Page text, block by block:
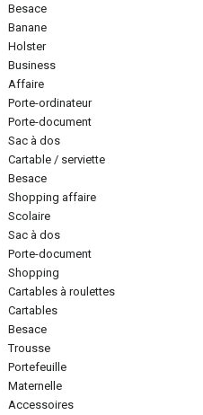
besace
banane
holster
business
affaire
porte-ordinateur
porte-document
sac à dos
cartable / serviette
besace
shopping affaire
scolaire
sac à dos
porte-document
shopping
cartables à roulettes
cartables
besace
trousse
portefeuille
maternelle
accessoires